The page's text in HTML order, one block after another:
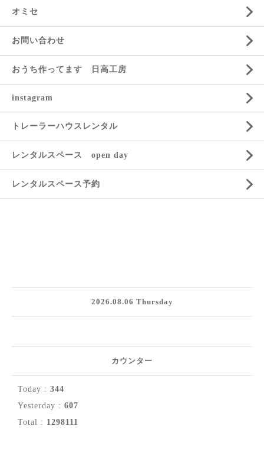
オミセ
お問い合わせ
おうち作ってます 日高工房
instagram
トレーラーハウスレンタル
レンタルスペース open day
レンタルスペース予約
2026.08.06 Thursday
カウンター
Today : 344
Yesterday : 607
Total : 1298111